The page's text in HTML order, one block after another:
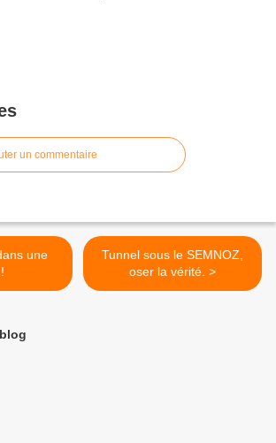
un commentaire
Tunnel sous le SEMNOZ,
oser la vérité. >